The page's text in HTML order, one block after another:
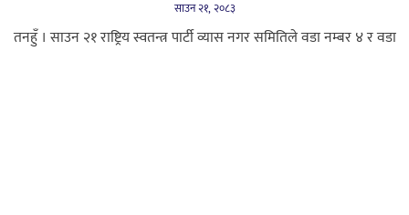
साउन २१, २०८३
तनहुँ । साउन २१ राष्ट्रिय स्वतन्त्र पार्टी व्यास नगर समितिले वडा नम्बर ४ र वडा